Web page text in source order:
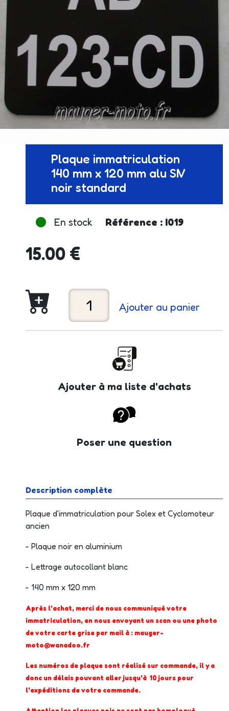
Plaque immatriculation
140 mm x 120 mm alu SIV
noir standard
En stock Référence : I019
15.00 €
Ajouter au panier
Ajouter à ma liste d'achats
Poser une question
Description complète
Plaque d'immatriculation pour Solex et Cyclomoteur
ancien
- Plaque noir en aluminium
- Lettrage autocollant blanc
- 140 mm x 120 mm
Après l'achat, merci de nous communiqué votre
immatriculation, en nous envoyant un scan ou une photo
de votre carte grise par mail à : mauger-
moto@wanadoo.fr
Les numéros de plaque sont réalisé sur commande, il y a
donc un délais pouvant aller jusqu'à 10 jours pour
l'expéditions de votre commande.